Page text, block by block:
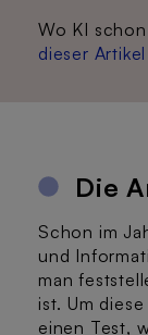
Wo KI
dieser
Die
Schon im
und
man
ist. Um
einen Test,